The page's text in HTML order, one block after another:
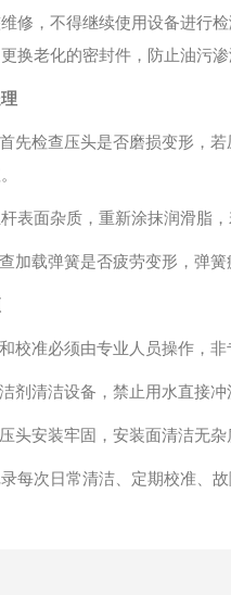
修，不得继续使用设备进行
换老化的密封件，防止油污渗
先检查压头是否磨损变形，
表面杂质，重新涂抹润滑脂
加载弹簧是否疲劳变形，弹
校准必须由专业人员操作，
剂清洁设备，禁止用水直接
头安装牢固，安装面清洁无
每次日常清洁、定期校准、